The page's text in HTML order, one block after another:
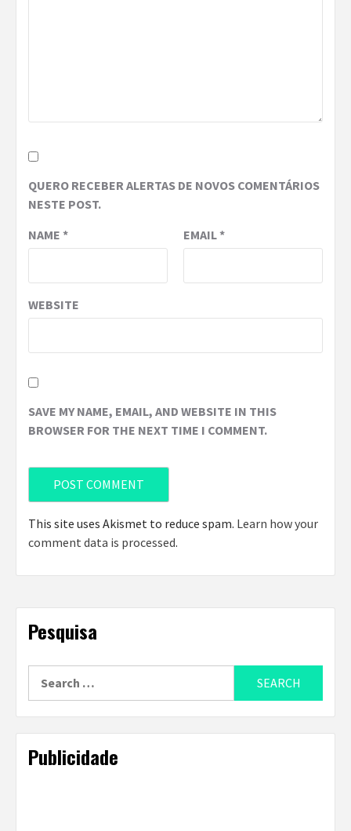
QUERO RECEBER ALERTAS DE NOVOS COMENTÁRIOS
NESTE POST.
NAME * EMAIL*
WEBSITE
SAVE MY NAME, EMAIL, AND WEBSITE IN THIS
BROWSER FOR THE NEXT TIME I COMMENT.
This site uses Akismet to reduce spam. Learn how your
comment data is processed.
Pesquisa
for:
Publicidade